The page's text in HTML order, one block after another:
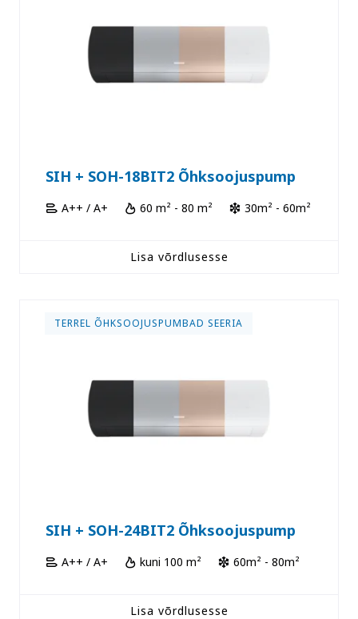
SIH + SOH-18BIT2 Õhksoojuspump
A++ / A+ 60 m² - 80 m² 30m² - 60m²
Lisa võrdlusesse
TERREL ÕHKSOOJUSPUMBAD SEERIA
SIH + SOH-24BIT2 Õhksoojuspump
A++ / A+ kuni 100 m² 60m² - 80m²
Lisa võrdlusesse